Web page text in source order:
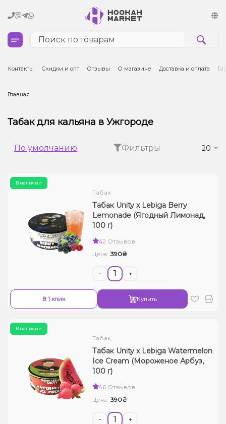
Кальяны
Табак для кальяна и кальянные смеси
Электронные сигареты (POD)
Комплектующие для POD
Жидкости для электронных сигарет
Уценка
Контакты Скидки и опт Отзывы О магазине Доставка и оплата
Главная
Табак для кальяна в Ужгороде
По умолчанию Фильтры 20
В наличии
Табак
Табак Unity x Lebiga Berry
Lemonade (Ягодный Лимонад,
100 г)
42 Отзывов
Цена: 390₴
- +
В 1 клик Купить
В наличии
Табак
Табак Unity x Lebiga Watermelon
Ice Cream (Мороженое Арбуз,
100 г)
46 Отзывов
Цена: 390₴
- +